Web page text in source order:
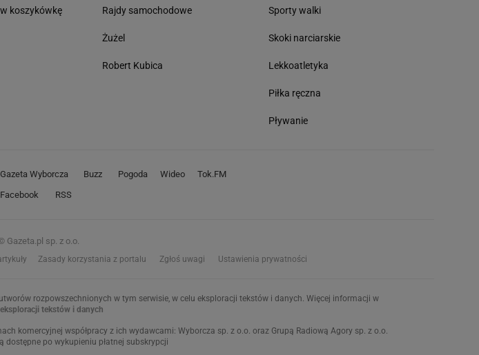
koszykówkę Rajdy samochodowe
Żużel
Robert Kubica
Sporty walki
Skoki narciarskie
Lekkoatletyka
Piłka ręczna
Pływanie
Gazeta Wyborcza Buzz Pogoda Wideo
Tok.FM
Facebook RSS
Gazeta.pl sp. z o.o.
Zasady korzystania z portalu Zgłoś uwagi Ustawienia prywatności
rozpowszechnionych w tym serwisie, w celu eksploracji tekstów i danych. Więcej informacji w
tekstów i danych
komercyjnej współpracy z ich wydawcami: Wyborcza sp. z o.o. oraz Grupą Radiową Agory sp. z o.o.
dostępne po wykupieniu płatnej subskrypcji